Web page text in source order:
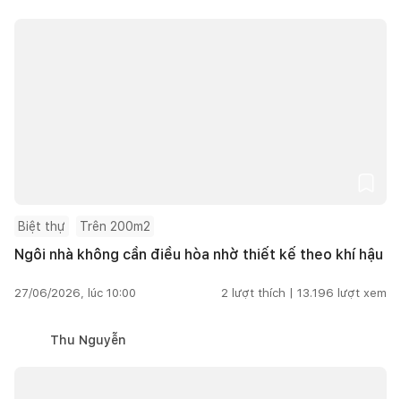
Biệt thự Trên 200m2
Ngôi nhà không cần điều hòa nhờ thiết kế theo khí hậu
27/06/2026, lúc 10:00 2 lượt thích | 13.196 lượt xem
Thu Nguyễn